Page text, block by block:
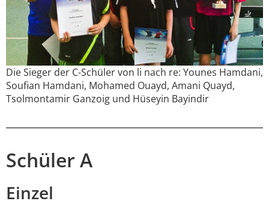
Die Sieger der C-Schüler von li nach re: Younes Hamdani,
Soufian Hamdani, Mohamed Ouayd, Amani Quayd,
Tsolmontamir Ganzoig und Hüseyin Bayindir
Schüler A
Einzel